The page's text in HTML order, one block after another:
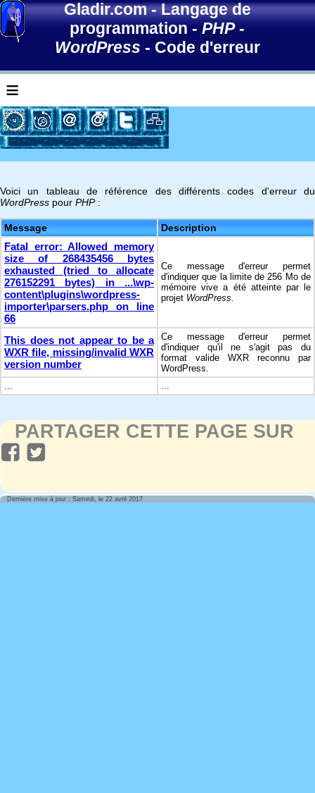
Gladir.com-Langage de
programmation -PHP-
WordPress - Code d'erreur
≡
Voici un tableau de référence des différents codes d'erreur du
WordPress pour PHP:
Message Description
Fatal error: Allowed memory
size of 268435456 bytes
exhausted (tried to allocate
276152291 bytes) in ...\wp-
content\plugins\wordpress-
importer\parsers.php on line
66
Ce message d'erreur permet
d'indiquer que la limite de 256 Mo de
mémoire vive a été atteinte par le
projet WordPress.
This does not appear to be a
WXR file, missing/invalid WXR
version number
Ce message d'erreur permet
d'indiquer qu'il ne s'agit pas du
format valide WXR reconnu par
WordPress.
...
...
PARTAGER CETTE PAGE SUR
Dernière mise à jour : Samedi, le 22 avril 2017